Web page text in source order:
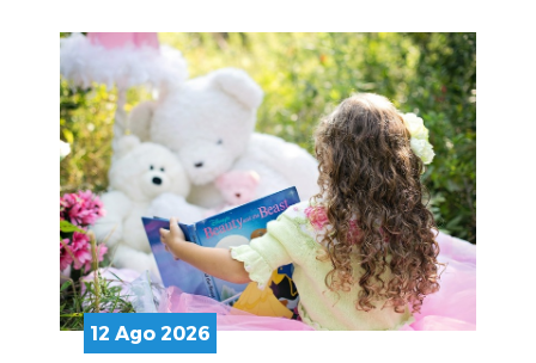
12 Ago 2026